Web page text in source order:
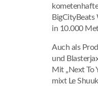
in 10.000
Auch als
und
Mit „Next To
mixt Le